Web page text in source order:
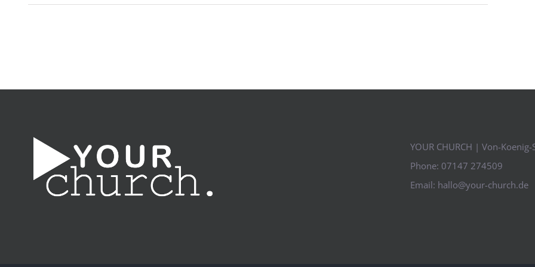
YOUR CHURCH | Von-
Phone: 07147 274509
Email: hallo@your-church.de